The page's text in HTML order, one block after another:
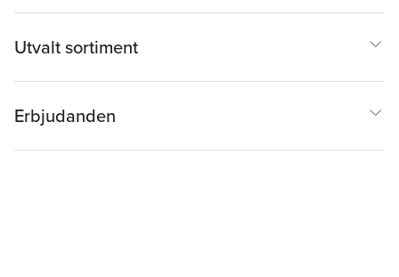
Utvalt sortiment
Erbjudanden